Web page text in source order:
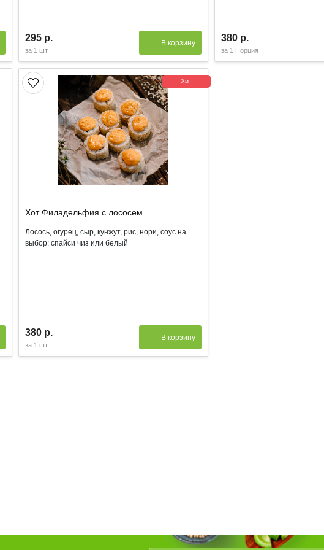
295 р.
за 1 шт
В корзину
380 р.
за 1 Порция
Хит
Хот Филадельфия с лососем
Лосось, огурец, сыр, кунжут, рис, нори, соус на
выбор: спайси чиз или белый
380 р.
за 1 шт
В корзину